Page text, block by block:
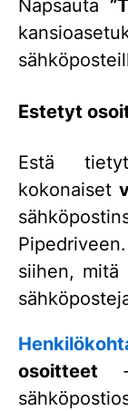
Napsauta
Estetyt
Estä
kokonaiset
siihen, mitä
osoitteet -